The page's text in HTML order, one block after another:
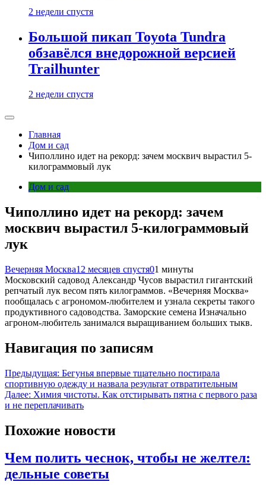
2 недели спустя
Большой пикап Toyota Tundra
обзавёлся внедорожной версией
Trailhunter
2 недели спустя
Главная
Дом и сад
Чиполлино идет на рекорд: зачем москвич вырастил 5-
килограммовый лук
Дом и сад
Чиполлино идет на рекорд: зачем
москвич вырастил 5-килограммовый
лук
Вечерняя Москва12 месяцев спустя01 минуты
Московский садовод Александр Чусов вырастил гигантский
репчатый лук весом пять килограммов. «Вечерняя Москва»
пообщалась с агрономом-любителем и узнала секреты такого
продуктивного садоводства. Заморские семена Изначально
агроном-любитель занимался выращиванием больших тыкв.
Навигация по записям
Предыдущая: Бегунья впервые тщательно постирала
спортивную одежду и назвала результат отвратительным
Далее: Химия чистоты. Как отстирывать пятна с первого раза
и не переплачивать
Похожие новости
Чем полить чеснок, чтобы не желтел:
дельные советы